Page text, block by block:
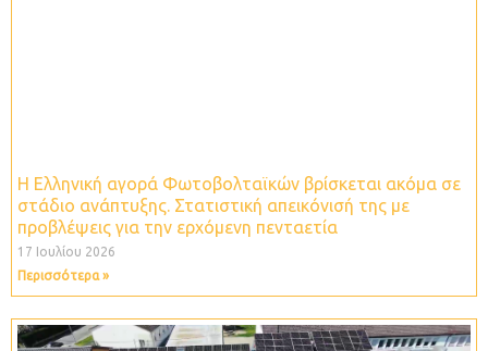
Η Ελληνική αγορά Φωτοβολταϊκών βρίσκεται ακόμα σε
στάδιο ανάπτυξης. Στατιστική απεικόνισή της με
προβλέψεις για την ερχόμενη πενταετία
17 Ιουλίου 2026
Περισσότερα »